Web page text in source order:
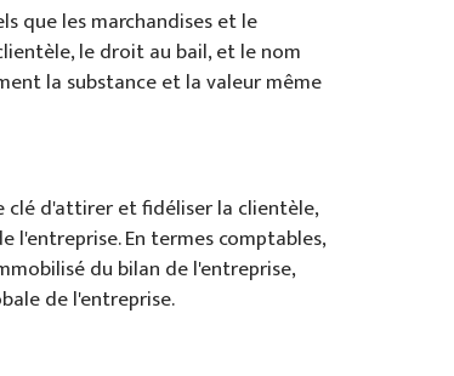
que les marchandises et le
le droit au bail, et le nom
la substance et la valeur même
clé d'attirer et fidéliser la clientèle,
l'entreprise​​. En termes comptables,
du bilan de l'entreprise,
de l'entreprise​​.